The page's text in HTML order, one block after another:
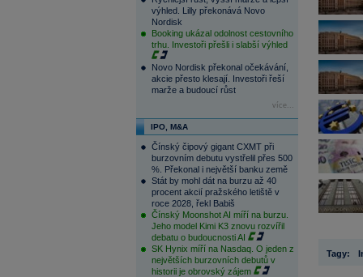
výhled. Lilly překonává Novo
Nordisk
Booking ukázal odolnost cestovního
trhu. Investoři přešli i slabší výhled
Novo Nordisk překonal očekávání,
akcie přesto klesají. Investoři řeší
marže a budoucí růst
více...
IPO, M&A
Čínský čipový gigant CXMT při
burzovním debutu vystřelil přes 500
%. Překonal i největší banku země
Stát by mohl dát na burzu až 40
procent akcií pražského letiště v
roce 2028, řekl Babiš
Čínský Moonshot AI míří na burzu.
Jeho model Kimi K3 znovu rozvířil
debatu o budoucnosti AI
SK Hynix míří na Nasdaq. O jeden z
největších burzovních debutů v
historii je obrovský zájem
Tagy: